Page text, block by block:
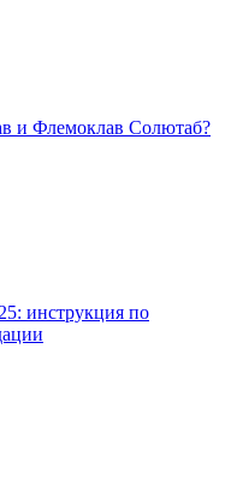
и Флемоклав Солютаб?
инструкция по